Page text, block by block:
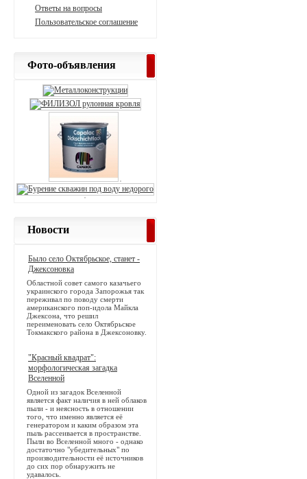
Ответы на вопросы
Пользовательское соглашение
Фото-объявления
Новости
Было село Октябрьское, станет -
Джексоновка
Областной совет самого казачьего
украинского города Запорожья так
переживал по поводу смерти
американского поп-идола Майкла
Джексона, что решил
переименовать село Октябрьское
Токмакского района в Джексоновку.
"Красный квадрат":
морфологическая загадка
Вселенной
Одной из загадок Вселенной
является факт наличия в ней облаков
пыли - и неясность в отношении
того, что именно является её
генератором и каким образом эта
пыль рассеивается в пространстве.
Пыли во Вселенной много - однако
достаточно "убедительных" по
производительности её источников
до сих пор обнаружить не
удавалось.